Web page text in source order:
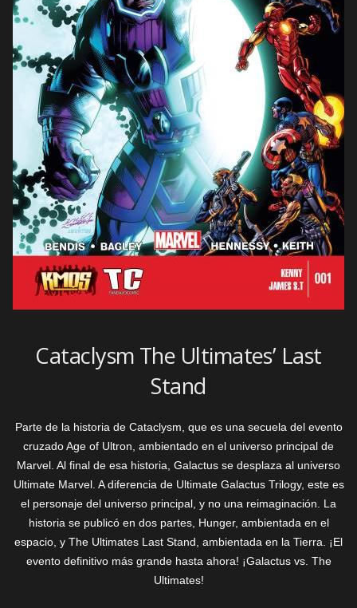
Cataclysm The Ultimates’ Last
Stand
Parte de la historia de Cataclysm, que es una secuela del evento
cruzado Age of Ultron, ambientado en el universo principal de
Marvel. Al final de esa historia, Galactus se desplaza al universo
Ultimate Marvel. A diferencia de Ultimate Galactus Trilogy, este es
el personaje del universo principal, y no una reimaginación. La
historia se publicó en dos partes, Hunger, ambientada en el
espacio, y The Ultimates Last Stand, ambientada en la Tierra. ¡El
evento definitivo más grande hasta ahora! ¡Galactus vs. The
Ultimates!